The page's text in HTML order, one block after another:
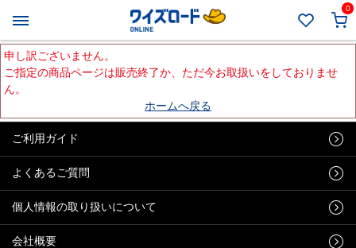
0
申し訳ございません。
ご指定の商品ページは販売終了か、ただ今お取扱いをしておりませ
ん。
ホームへ戻る
ご利用ガイド
よくあるご質問
個人情報の取り扱いについて
会社概要